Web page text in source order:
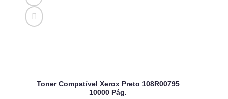
Toner Compatível Xerox Preto 108R00795
10000 Pág.